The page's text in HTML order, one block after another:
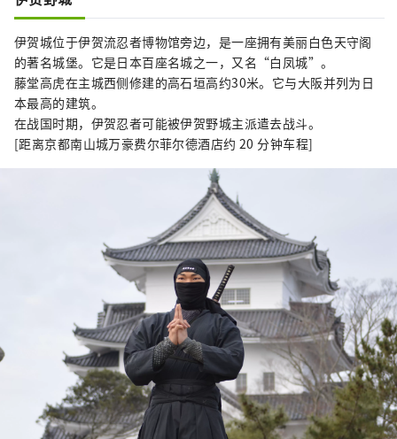
伊贺城位于伊贺流忍者博物馆旁边，是一座拥有美丽白色天守阁
的著名城堡。它是日本百座名城之一，又名“白凤城”。
藤堂高虎在主城西侧修建的高石垣高约30米。它与大阪并列为日
本最高的建筑。
在战国时期，伊贺忍者可能被伊贺野城主派遣去战斗。
[距离京都南山城万豪费尔菲尔德酒店约 20 分钟车程]